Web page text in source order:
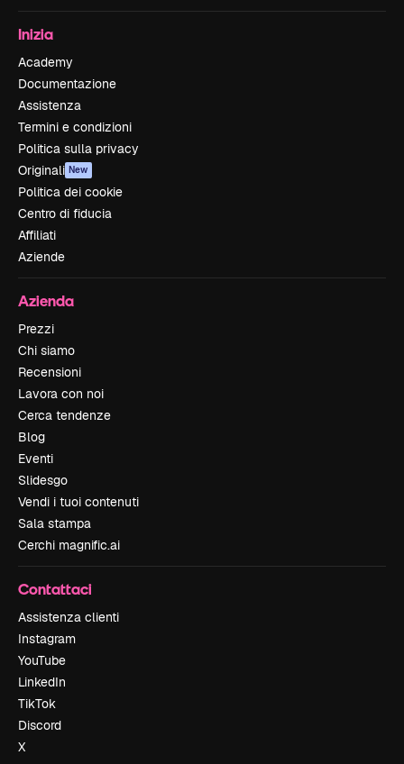
Inizia
Academy
Documentazione
Assistenza
Termini e condizioni
Politica sulla privacy
Originali New
Politica dei cookie
Centro di fiducia
Affiliati
Aziende
Azienda
Prezzi
Chi siamo
Recensioni
Lavora con noi
Cerca tendenze
Blog
Eventi
Slidesgo
Vendi i tuoi contenuti
Sala stampa
Cerchi magnific.ai
Contattaci
Assistenza clienti
Instagram
YouTube
LinkedIn
TikTok
Discord
X